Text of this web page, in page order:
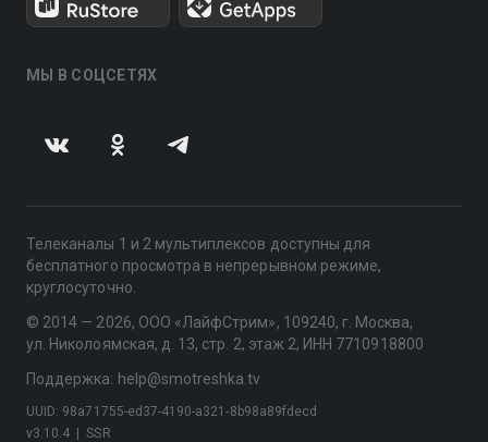
МЫ В СОЦСЕТЯХ
Телеканалы 1 и 2 мультиплексов доступны для
бесплатного просмотра в непрерывном режиме,
круглосуточно.
© 2014 — 2026, ООО «ЛайфСтрим», 109240, г. Москва,
ул. Николоямская, д. 13, стр. 2, этаж 2, ИНН 7710918800
Поддержка: help@smotreshka.tv
v3.10.4 SSR
UUID: 98a71755-ed37-4190-a321-8b98a89fdecd